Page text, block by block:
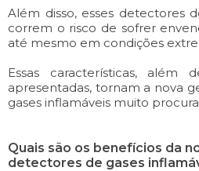
Além disso, esses detectores
correm o risco de sofrer
até mesmo em condições
Essas características, além
apresentadas, tornam a nova
gases inflamáveis muito
Quais são os benefícios da
detectores de gases